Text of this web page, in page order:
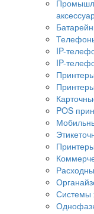
IP-
IP-
Принтеры
POS
Системы